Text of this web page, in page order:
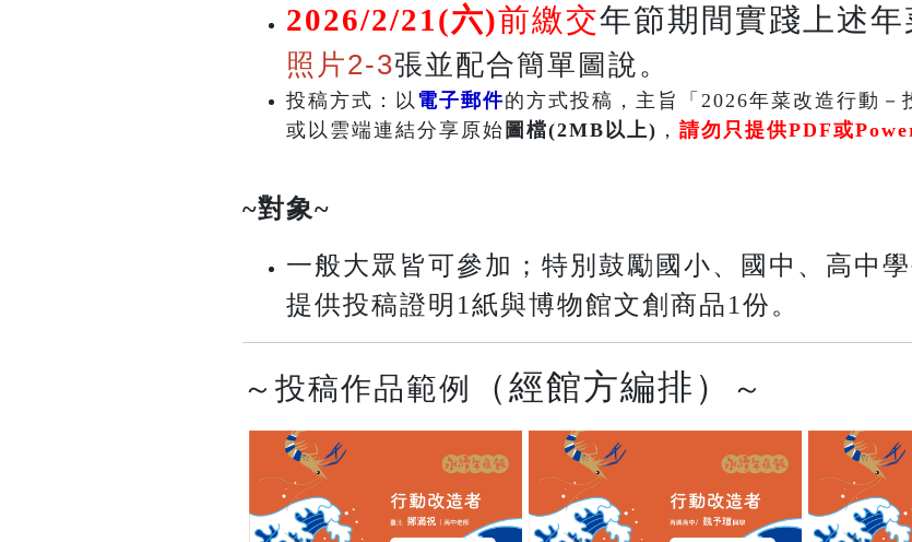
2026/2/21(六)前繳交年節期間實踐上述
照片2-3張並配合簡單圖說。
投稿方式：以 電子郵件的方式投稿，主旨「2026年菜改造行動
或以雲端連結分享原始 圖檔(2MB以上) ， 請勿只提供PDF或
~對象~
一般大眾皆可參加；特別鼓勵國小、國中、高中
提供投稿證明1紙與博物館文創商品1份。
～投稿作品範例 （經館方編排） ～